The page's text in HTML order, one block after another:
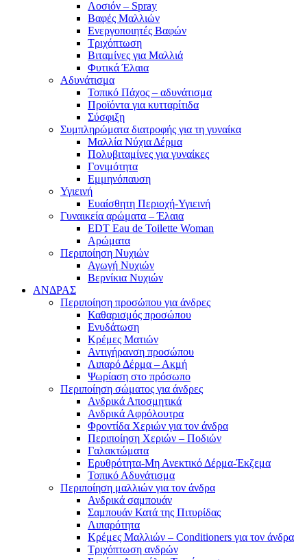
Λοσιόν – Spray
Βαφές Μαλλιών
Ενεργοποιητές Βαφών
Τριχόπτωση
Βιταμίνες για Μαλλιά
Φυτικά Έλαια
Αδυνάτισμα
Τοπικό Πάχος – αδυνάτισμα
Προϊόντα για κυτταρίτιδα
Σύσφιξη
Συμπληρώματα διατροφής για τη γυναίκα
Μαλλία Νύχια Δέρμα
Πολυβιταμίνες για γυναίκες
Γονιμότητα
Εμμηνόπαυση
Υγιεινή
Ευαίσθητη Περιοχή-Υγιεινή
Γυναικεία αρώματα – Έλαια
EDT Eau de Toilette Woman
Αρώματα
Περιποίηση Νυχιών
Αγωγή Νυχιών
Βερνίκια Νυχιών
ΑΝΔΡΑΣ
Περιποίηση προσώπου για άνδρες
Καθαρισμός προσώπου
Ενυδάτωση
Κρέμες Ματιών
Αντιγήρανση προσώπου
Λιπαρό Δέρμα – Ακμή
Ψωρίαση στο πρόσωπο
Περιποίηση σώματος για άνδρες
Ανδρικά Αποσμητικά
Ανδρικά Αφρόλουτρα
Φροντίδα Χεριών για τον άνδρα
Περιποίηση Χεριών – Ποδιών
Γαλακτώματα
Ερυθρότητα-Μη Ανεκτικό Δέρμα-Έκζεμα
Τοπικό Αδυνάτισμα
Περιποίηση μαλλιών για τον άνδρα
Ανδρικά σαμπουάν
Σαμπουάν Κατά της Πιτυρίδας
Λιπαρότητα
Κρέμες Μαλλιών – Conditioners για τον άνδρα
Τριχόπτωση ανδρών